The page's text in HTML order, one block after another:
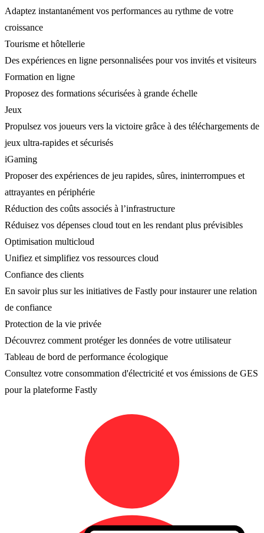
Adaptez instantanément vos performances au rythme de votre
croissance
Tourisme et hôtellerie
Des expériences en ligne personnalisées pour vos invités et visiteurs
Formation en ligne
Proposez des formations sécurisées à grande échelle
Jeux
Propulsez vos joueurs vers la victoire grâce à des téléchargements de
jeux ultra-rapides et sécurisés
iGaming
Proposer des expériences de jeu rapides, sûres, ininterrompues et
attrayantes en périphérie
Réduction des coûts associés à l’infrastructure
Réduisez vos dépenses cloud tout en les rendant plus prévisibles
Optimisation multicloud
Unifiez et simplifiez vos ressources cloud
Confiance des clients
En savoir plus sur les initiatives de Fastly pour instaurer une relation
de confiance
Protection de la vie privée
Découvrez comment protéger les données de votre utilisateur
Tableau de bord de performance écologique
Consultez votre consommation d'électricité et vos émissions de GES
pour la plateforme Fastly